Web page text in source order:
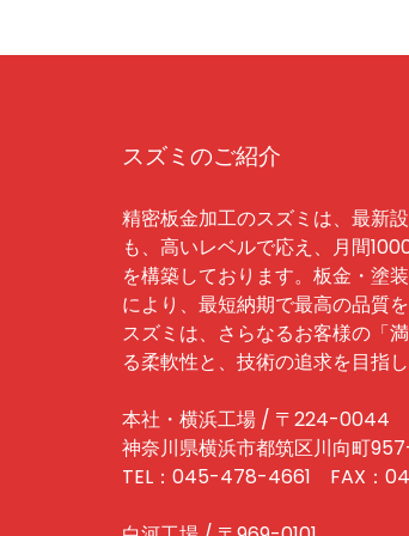
スズミのご紹介
精密板金加工のスズミは、最新
も、高いレベルで応え、月間
を構築しております。板金・塗
により、最短納期で最高の品質
スズミは、さらなるお客様の「
る柔軟性と、技術の追求を目指し
本社・横浜工場 / 〒224-0044
神奈川県横浜市都筑区川向町
TEL：045-478-4661 FAX：